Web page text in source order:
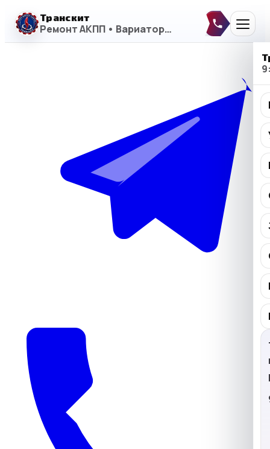
Транскит
Ремонт АКПП • Вариаторы • DSG